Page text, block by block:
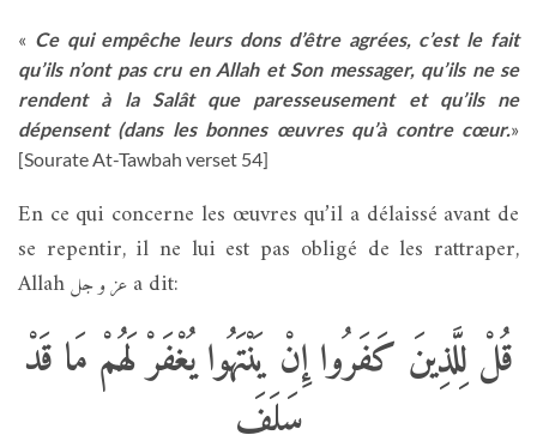
« Ce qui empêche leurs dons d’être agrées, c’est le fait
qu’ils n’ont pas cru en Allah et Son messager, qu’ils ne se
rendent à la Salât que paresseusement et qu’ils ne
dépensent (dans les bonnes œuvres qu’à contre cœur.»
[Sourate At-Tawbah verset 54]
En ce qui concerne les œuvres qu’il a délaissé avant de
se repentir, il ne lui est pas obligé de les rattraper,
Allahعز و جل a dit:
قُلْ لِلَّذِينَ كَفَرُوا إِنْ يَنْتَهُوا يُغْفَرْ لَهُمْ مَا قَدْ
سَلَفَ